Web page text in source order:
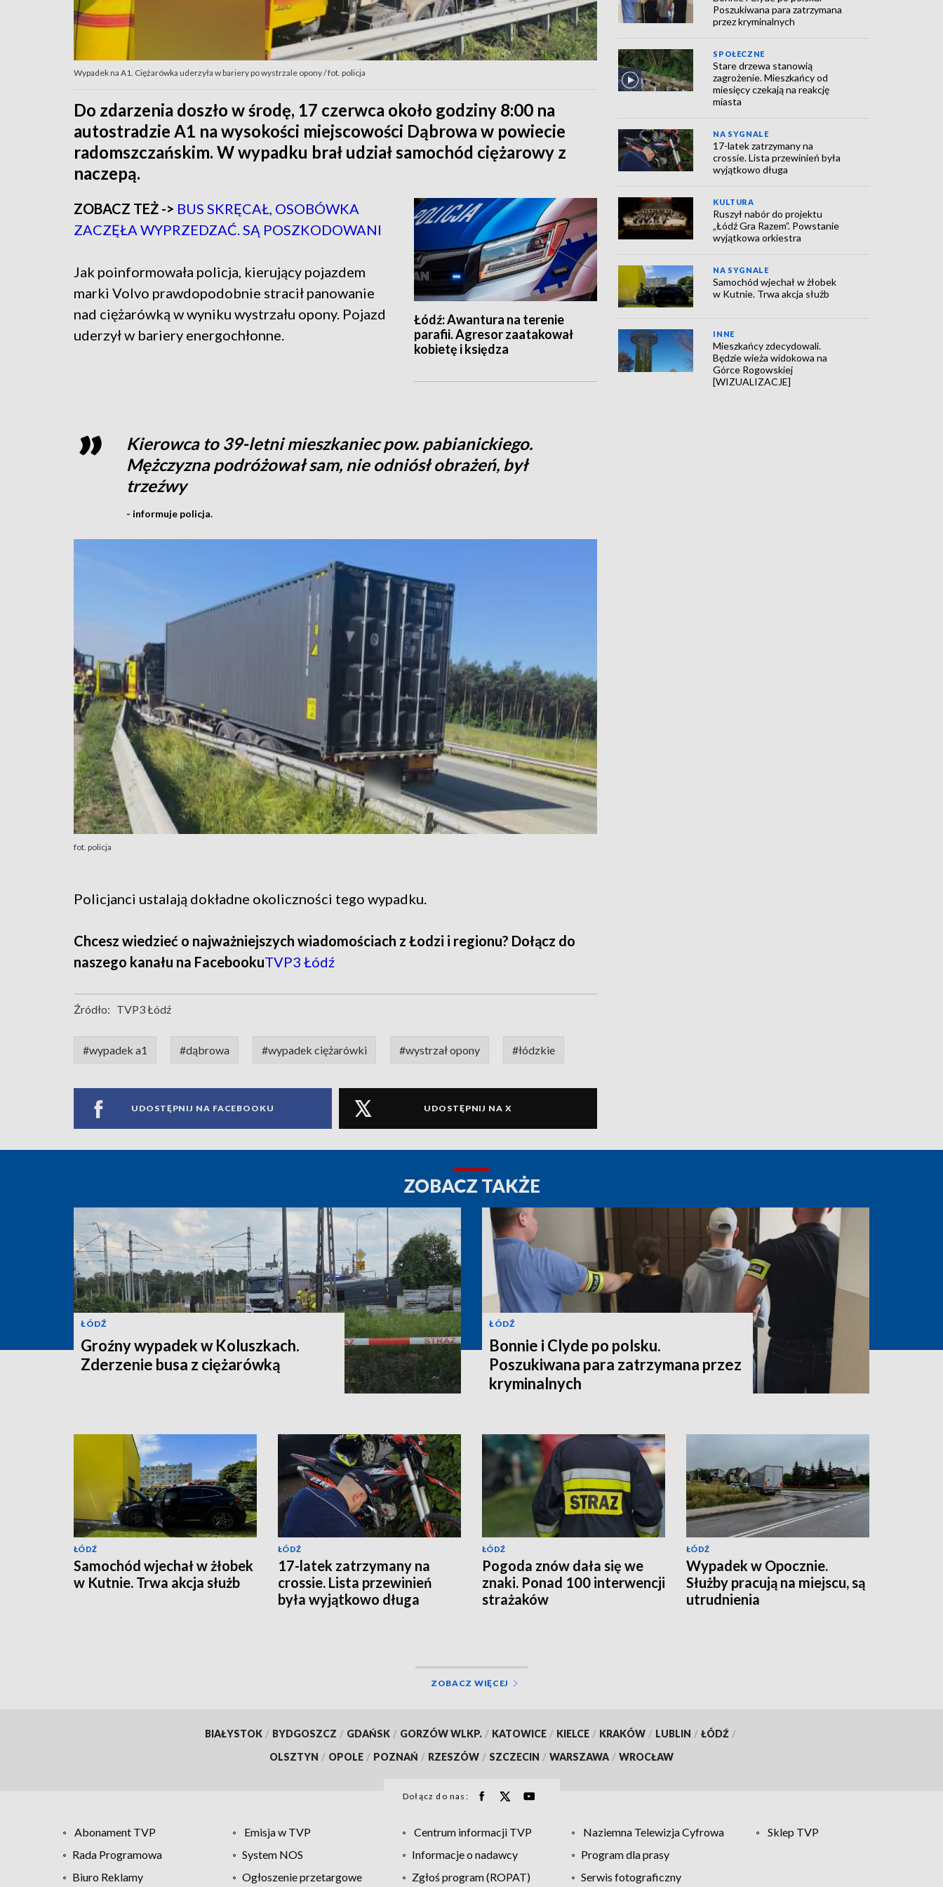
Wypadek na A1. Ciężarówka uderzyła w bariery po wystrzale opony / fot. policja
Do zdarzenia doszło w środę, 17 czerwca około godziny 8:00 na
autostradzie A1 na wysokości miejscowości Dąbrowa w powiecie
radomszczańskim. W wypadku brał udział samochód ciężarowy z
naczepą.
Łódź: Awantura na terenie
parafii. Agresor zaatakował
kobietę i księdza
ZOBACZ TEŻ -> BUS SKRĘCAŁ, OSOBÓWKA
ZACZĘŁA WYPRZEDZAĆ. SĄ POSZKODOWANI
Jak poinformowała policja, kierujący pojazdem
marki Volvo prawdopodobnie stracił panowanie
nad ciężarówką w wyniku wystrzału opony. Pojazd
uderzył w bariery energochłonne.
Kierowca to 39-letni mieszkaniec pow. pabianickiego.
Mężczyzna podróżował sam, nie odniósł obrażeń, był
trzeźwy
- informuje policja.
fot. policja
Policjanci ustalają dokładne okoliczności tego wypadku.
Chcesz wiedzieć o najważniejszych wiadomościach z Łodzi i regionu? Dołącz do
naszego kanału na FacebookuTVP3 Łódź
Źródło: TVP3 Łódź
#wypadek a1 #dąbrowa #wypadek ciężarówki #wystrzał opony #łódzkie
UDOSTĘPNIJ NA FACEBOOKU UDOSTĘPNIJ NA X
Poszukiwana para zatrzymana
przez kryminalnych
SPOŁECZNE
Stare drzewa stanowią
zagrożenie. Mieszkańcy od
miesięcy czekają na reakcję
miasta
NA SYGNALE
17-latek zatrzymany na
crossie. Lista przewinień była
wyjątkowo długa
KULTURA
Ruszył nabór do projektu
„Łódź Gra Razem”. Powstanie
wyjątkowa orkiestra
NA SYGNALE
Samochód wjechał w żłobek
w Kutnie. Trwa akcja służb
INNE
Mieszkańcy zdecydowali.
Będzie wieża widokowa na
Górce Rogowskiej
[WIZUALIZACJE]
ZOBACZ TAKŻE
ŁÓDŹ
Groźny wypadek w Koluszkach.
Zderzenie busa z ciężarówką
ŁÓDŹ
Bonnie i Clyde po polsku.
Poszukiwana para zatrzymana przez
kryminalnych
ŁÓDŹ
Samochód wjechał w żłobek
w Kutnie. Trwa akcja służb
ŁÓDŹ
17-latek zatrzymany na
crossie. Lista przewinień
była wyjątkowo długa
ŁÓDŹ
Pogoda znów dała się we
znaki. Ponad 100 interwencji
strażaków
ŁÓDŹ
Wypadek w Opocznie.
Służby pracują na miejscu, są
utrudnienia
ZOBACZ WIĘCEJ
BIAŁYSTOK / BYDGOSZCZ / GDAŃSK / GORZÓW WLKP. / KATOWICE / KIELCE / KRAKÓW / LUBLIN / ŁÓDŹ /
OLSZTYN / OPOLE / POZNAŃ / RZESZÓW / SZCZECIN / WARSZAWA / WROCŁAW
Dołącz do nas:
Abonament TVP Emisja w TVP Centrum informacji TVP Naziemna Telewizja Cyfrowa
Sklep TVP
Rada Programowa
System NOS Informacje o nadawcy
Program dla prasy
Biuro Reklamy
Ogłoszenie przetargowe Zgłoś program (ROPAT) Serwis fotograficzny